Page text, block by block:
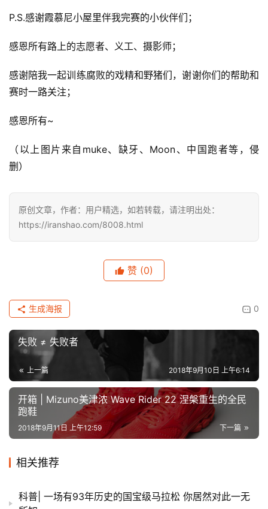
P.S.感谢霞慕尼小屋里伴我完赛的小伙伴们；
感恩所有路上的志愿者、义工、摄影师；
感谢陪我一起训练腐败的戏精和野猪们，谢谢你们的帮助和
赛时一路关注；
感恩所有~
（以上图片来自muke、缺牙、Moon、中国跑者等，侵
删）
原创文章，作者：用户精选，如若转载，请注明出处：
https://iranshao.com/8008.html
赞 (0)
0
生成海报
失败 ≠ 失败者
上一篇 2018年9月10日 上午6:14
开箱 | Mizuno美津浓 Wave Rider 22 涅槃重生的全民
跑鞋
下一篇
2018年9月11日 上午12:59
相关推荐
科普| 一场有93年历史的国宝级马拉松 你居然对此一无